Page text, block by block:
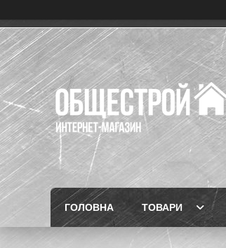
ГОЛОВНА ТОВАРИ